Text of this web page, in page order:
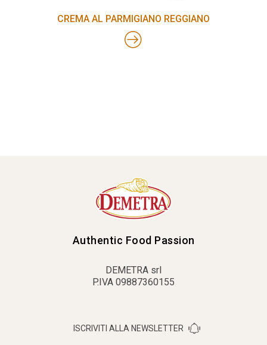
CREMA AL PARMIGIANO REGGIANO
Authentic Food Passion
DEMETRA srl
P.IVA 09887360155
ISCRIVITI ALLA NEWSLETTER